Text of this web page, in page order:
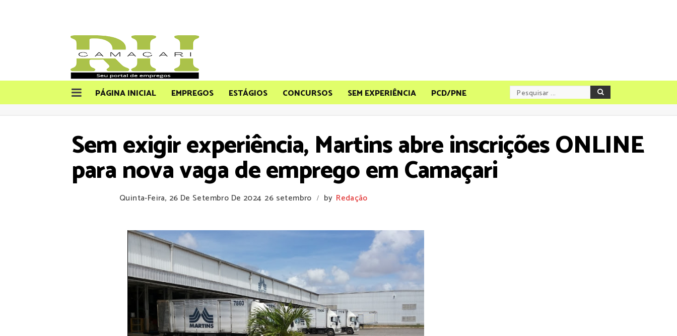
PÁGINA INICIAL EMPREGOS ESTÁGIOS CONCURSOS SEM EXPERIÊNCIA PCD/PNE
Sem exigir experiência, Martins abre inscrições ONLINE
para nova vaga de emprego em Camaçari
Quinta-Feira, 26 De Setembro De 2024 26 setembro / by Redação